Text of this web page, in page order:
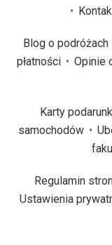
Blog o podróżach
płatności
Opinie
Karty
samochodów
Regulamin
Ustawienia